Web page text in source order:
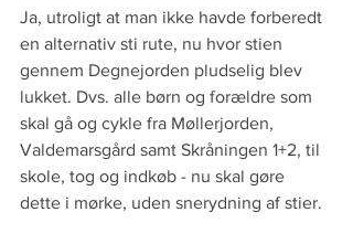
Ja, utroligt at man ikke havde forberedt
en alternativ sti rute, nu hvor stien
gennem Degnejorden pludselig blev
lukket. Dvs. alle børn og forældre som
skal gå og cykle fra Møllerjorden,
Valdemarsgård samt Skråningen 1+2, til
skole, tog og indkøb - nu skal gøre
dette i mørke, uden snerydning af stier.